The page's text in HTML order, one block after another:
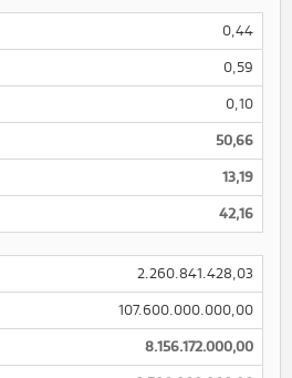
0,44
0,59
0,10
50,66
13,19
42,16
2.260.841.428,03
107.600.000.000,00
8.156.172.000,00